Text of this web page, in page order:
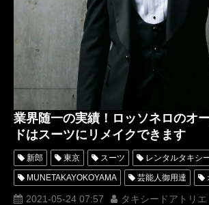
正統派 ダニエルクレイグ 埼玉 神
ミラノコレクション
おすすめ ショップの選び方
オーダーメイドタキシード
パーティードレス DRESS タキシード
業界随一の実績！ロッソネロのオ
ドはスーツにリメイクできます
新郎 東京 スーツ レンタルタキシ
MUNETAKAYOKOYAMA 芸能人御用達
MUNETAKA ジャケット 名古屋 新
2021-05-24 07:57
タキシードアトリ